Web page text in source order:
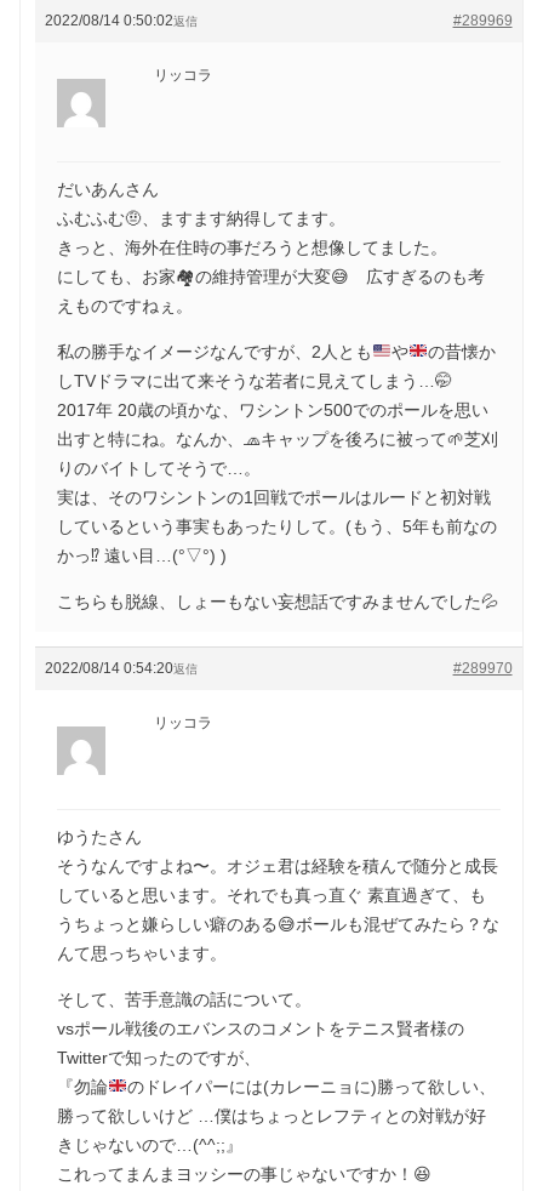
2022/08/14 0:50:02 #289969
返信
リッコラ
だいあんさん
ふむふむ🤨、ますます納得してます。
きっと、海外在住時の事だろうと想像してました。
にしても、お家🏘の維持管理が大変😅 広すぎるのも考
えものですねぇ。
私の勝手なイメージなんですが、2人とも や
の昔懐か
しTVドラマに出て来そうな若者に見えてしまう…🤭
2017年 20歳の頃かな、ワシントン500でのポールを思い
出すと特にね。なんか、🧢キャップを後ろに被って🌱芝刈
りのバイトしてそうで…。
実は、そのワシントンの1回戦でポールはルードと初対戦
しているという事実もあったりして。(もう、5年も前なの
かっ⁉︎ 遠い目…(°▽°) )
こちらも脱線、しょーもない妄想話ですみませんでした💦
2022/08/14 0:54:20 #289970
返信
リッコラ
ゆうたさん
そうなんですよね〜。オジェ君は経験を積んで随分と成長
していると思います。それでも真っ直ぐ 素直過ぎて、も
うちょっと嫌らしい癖のある😅ボールも混ぜてみたら？な
んて思っちゃいます。
そして、苦手意識の話について。
vsポール戦後のエバンスのコメントをテニス賢者様の
Twitterで知ったのですが、
『勿論
のドレイパーには(カレーニョに)勝って欲しい、
勝って欲しいけど …僕はちょっとレフティとの対戦が好
きじゃないので…(^^;;』
これってまんまヨッシーの事じゃないですか！😆